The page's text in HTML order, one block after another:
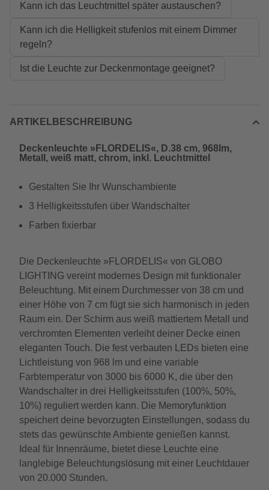
Kann ich das Leuchtmittel später austauschen?
Kann ich die Helligkeit stufenlos mit einem Dimmer
regeln?
Ist die Leuchte zur Deckenmontage geeignet?
ARTIKELBESCHREIBUNG
Deckenleuchte »FLORDELIS«, D.38 cm, 968lm,
Metall, weiß matt, chrom, inkl. Leuchtmittel
Gestalten Sie Ihr Wunschambiente
3 Helligkeitsstufen über Wandschalter
Farben fixierbar
Die Deckenleuchte »FLORDELIS« von GLOBO
LIGHTING vereint modernes Design mit funktionaler
Beleuchtung. Mit einem Durchmesser von 38 cm und
einer Höhe von 7 cm fügt sie sich harmonisch in jeden
Raum ein. Der Schirm aus weiß mattiertem Metall und
verchromten Elementen verleiht deiner Decke einen
eleganten Touch. Die fest verbauten LEDs bieten eine
Lichtleistung von 968 lm und eine variable
Farbtemperatur von 3000 bis 6000 K, die über den
Wandschalter in drei Helligkeitsstufen (100%, 50%,
10%) reguliert werden kann. Die Memoryfunktion
speichert deine bevorzugten Einstellungen, sodass du
stets das gewünschte Ambiente genießen kannst.
Ideal für Innenräume, bietet diese Leuchte eine
langlebige Beleuchtungslösung mit einer Leuchtdauer
von 20.000 Stunden.